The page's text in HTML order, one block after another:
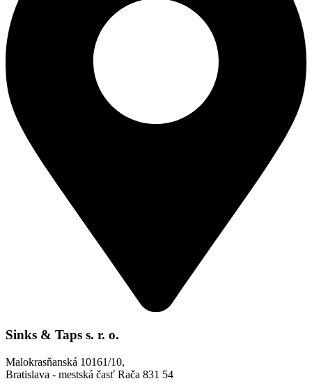
Sinks & Taps s. r. o.
Malokrasňanská 10161/10,
Bratislava - mestská časť Rača 831 54